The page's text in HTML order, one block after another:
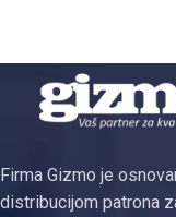
Firma Gizmo je
distribucijom patrona